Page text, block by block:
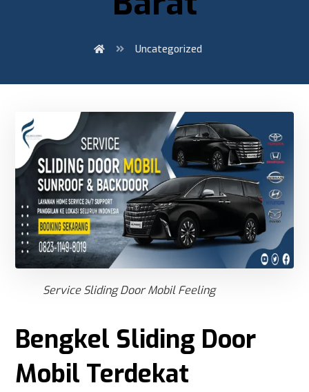
Uncategorized
Service Sliding Door Mobil Feeling
Bengkel Sliding Door
Mobil Terdekat